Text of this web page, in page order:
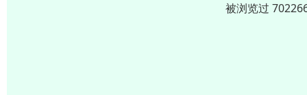
被浏览过